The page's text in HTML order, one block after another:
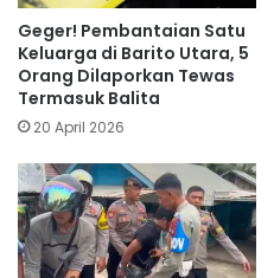
Geger! Pembantaian Satu
Keluarga di Barito Utara, 5
Orang Dilaporkan Tewas
Termasuk Balita
20 April 2026